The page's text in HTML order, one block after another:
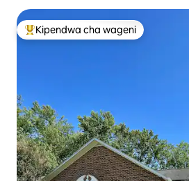
Kipendwa maarufu cha wageni
Kipendwa cha wageni